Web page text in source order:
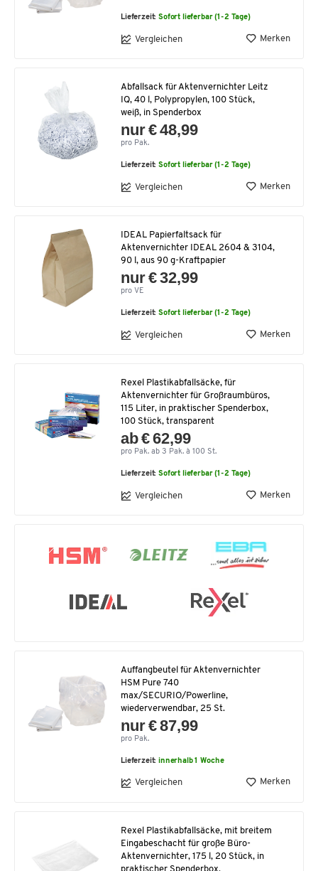
Lieferzeit:Sofort lieferbar (1-2 Tage)
Vergleichen Merken
Abfallsack für Aktenvernichter Leitz
IQ, 40 l, Polypropylen, 100 Stück,
weiß, in Spenderbox
nur € 48,99
pro Pak.
Lieferzeit:Sofort lieferbar (1-2 Tage)
Vergleichen Merken
IDEAL Papierfaltsack für
Aktenvernichter IDEAL 2604 & 3104,
90 l, aus 90 g-Kraftpapier
nur € 32,99
pro VE
Lieferzeit:Sofort lieferbar (1-2 Tage)
Vergleichen Merken
Rexel Plastikabfallsäcke, für
Aktenvernichter für Großraumbüros,
115 Liter, in praktischer Spenderbox,
100 Stück, transparent
ab € 62,99
pro Pak. ab 3 Pak. à 100 St.
Lieferzeit:Sofort lieferbar (1-2 Tage)
Vergleichen Merken
Auffangbeutel für Aktenvernichter
HSM Pure 740
max/SECURIO/Powerline,
wiederverwendbar, 25 St.
nur € 87,99
pro Pak.
Lieferzeit:innerhalb 1 Woche
Vergleichen Merken
Rexel Plastikabfallsäcke, mit breitem
Eingabeschacht für große Büro-
Aktenvernichter, 175 l, 20 Stück, in
praktischer Spenderbox,